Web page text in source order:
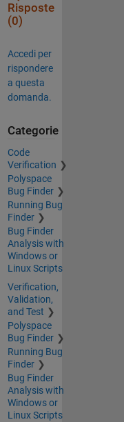
Risposte
(0)
Accedi per
rispondere
a questa
domanda.
Categorie
Code
Verification
Polyspace
Bug Finder
Running Bug
Finder
Bug Finder
Analysis with
Windows or
Linux Scripts
Verification,
Validation,
and Test
Polyspace
Bug Finder
Running Bug
Finder
Bug Finder
Analysis with
Windows or
Linux Scripts